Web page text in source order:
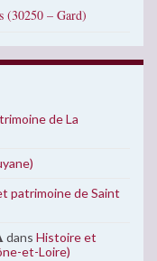
(30250 – Gard)
de La
patrimoine de Saint
dans Histoire et
et-Loire)